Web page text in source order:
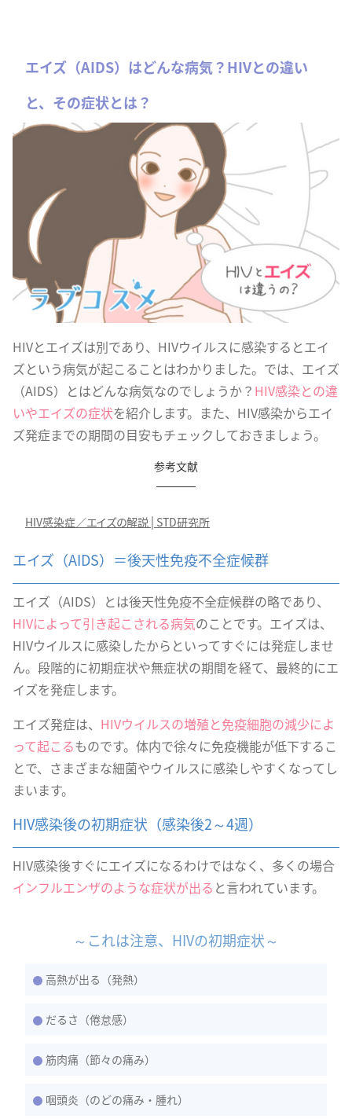
エイズ（AIDS）はどんな病気？HIVとの違い
と、その症状とは？
HIVとエイズは別であり、HIVウイルスに感染するとエイ
ズという病気が起こることはわかりました。では、エイズ
（AIDS）とはどんな病気なのでしょうか？ HIV感染との違
いやエイズの症状を紹介します。また、HIV感染からエイ
ズ発症までの期間の目安もチェックしておきましょう。
参考文献
HIV感染症／エイズの解説│STD研究所
エイズ（AIDS）＝後天性免疫不全症候群
エイズ（AIDS）とは後天性免疫不全症候群の略であり、
HIVによって引き起こされる病気のことです。エイズは、
HIVウイルスに感染したからといってすぐには発症しませ
ん。段階的に初期症状や無症状の期間を経て、最終的にエ
イズを発症します。
エイズ発症は、 HIVウイルスの増殖と免疫細胞の減少によ
って起こるものです。体内で徐々に免疫機能が低下するこ
とで、さまざまな細菌やウイルスに感染しやすくなってし
まいます。
HIV感染後の初期症状（感染後2～4週）
HIV感染後すぐにエイズになるわけではなく、多くの場合
インフルエンザのような症状が出る と言われています。
～これは注意、HIVの初期症状～
高熱が出る（発熱）
だるさ（倦怠感）
筋肉痛（節々の痛み）
咽頭炎（のどの痛み・腫れ）